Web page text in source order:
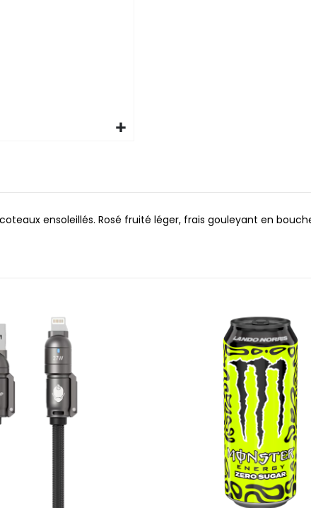
ensoleillés. Rosé fruité léger, frais gouleyant en